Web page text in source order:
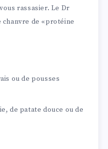
rassasier. Le Dr
de «protéine
ou de pousses
de patate douce ou de